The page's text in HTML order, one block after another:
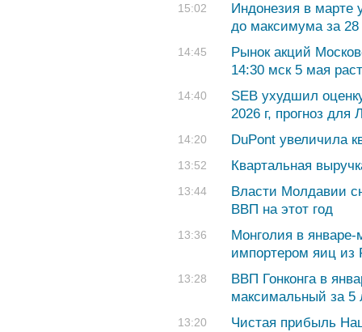
15:02
Индонезия в марте
до максимума за
14:45
Рынок акций
14:30 мск 5 мая
14:40
SEB ухудшил
2026 г, прогноз
14:20 DuPont увеличила
13:52 Квартальная
13:44
Власти Молдавии
ВВП на этот год
13:36
Монголия в
импортером яиц из
13:28
ВВП Гонконга в
максимальный за 5
13:20
Чистая прибыль